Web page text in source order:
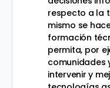
respecto a la
mismo se
formación
permita, por
comunidades
intervenir y